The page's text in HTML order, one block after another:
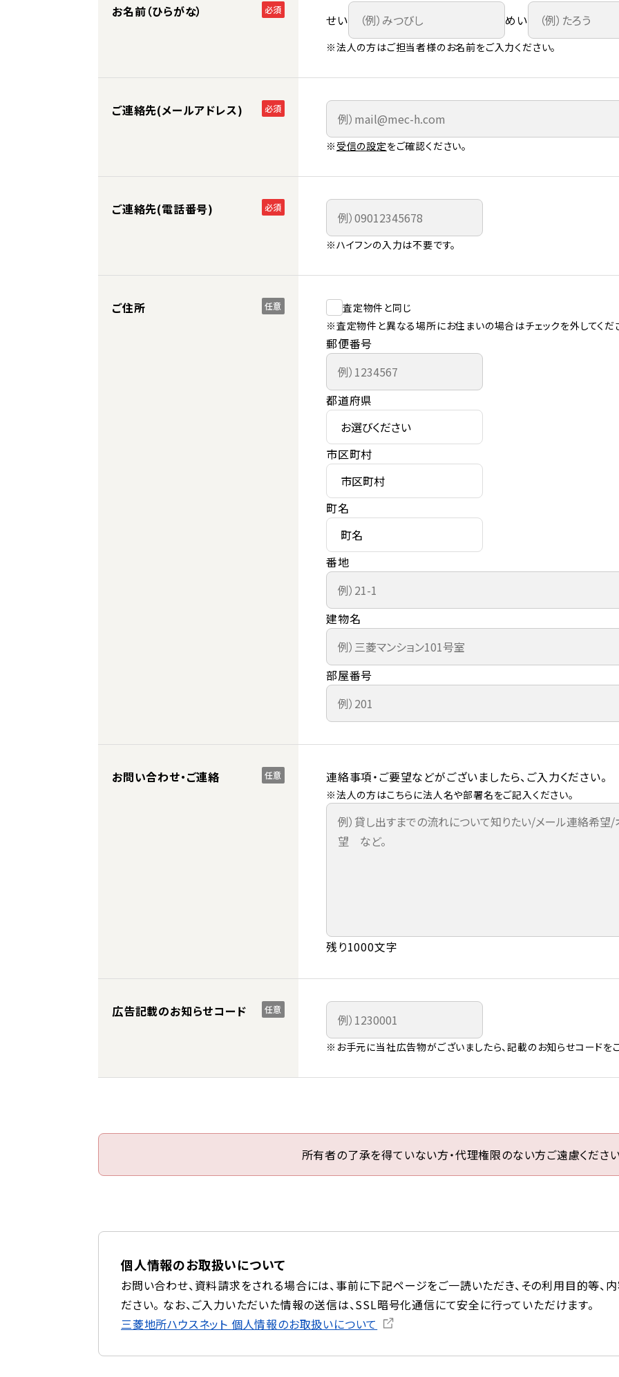
お名前（ひらがな） 必須
せい めい
※法人の方はご担当者様のお名前をご入力ください。
ご連絡先(メールアドレス) 必須
※ 受信の設定をご確認ください。
ご連絡先(電話番号) 必須
※ハイフンの入力は不要です。
ご住所 任意
査定物件と同じ
※査定物件と異なる場所にお住まいの場合はチェックを外してくだ
郵便番号
都道府県
市区町村
町名
番地
建物名
部屋番号
お問い合わせ・ご連絡 任意 連絡事項・ご要望などがございましたら、ご入力ください。
※法人の方はこちらに法人名や部署名をご記入ください。
残り1000文字
広告記載のお知らせコード 任意
※お手元に当社広告物がございましたら、記載のお知らせコードを
所有者の了承を得ていない方・代理権限のない方ご遠慮くださ
個人情報のお取扱いについて
お問い合わせ、資料請求をされる場合には、事前に下記ページをご一読いただき、その利用目的等、
ださい。 なお、ご入力いただいた情報の送信は、SSL暗号化通信にて安全に行っていただけます。
三菱地所ハウスネット 個人情報のお取扱いについて